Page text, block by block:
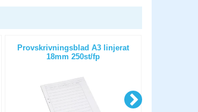
Provskrivningsblad A3 linjerat
18mm 250st/fp